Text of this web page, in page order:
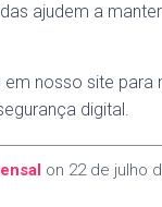
ajudem a
em nosso site para
digital.
on 22 de julho